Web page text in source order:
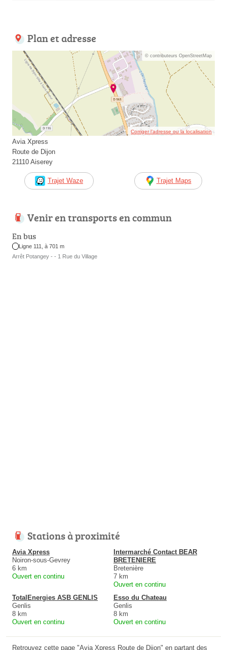
Plan et adresse
© contributeurs OpenStreetMap
Corriger l’adresse ou la localisation
Avia Xpress
Route de Dijon
21110 Aiserey
Trajet Waze Trajet Maps
Venir en transports en commun
En bus
Ligne 111, à 701 m
Arrêt Potangey - - 1 Rue du Village
Stations à proximité
Avia Xpress
Noiron-sous-Gevrey
6 km
Ouvert en continu
Intermarché Contact BEAR
BRETENIERE
Bretenière
7 km
Ouvert en continu
TotalEnergies ASB GENLIS
Genlis
8 km
Ouvert en continu
Esso du Chateau
Genlis
8 km
Ouvert en continu
Retrouvez cette page "Avia Xpress Route de Dijon" en partant des